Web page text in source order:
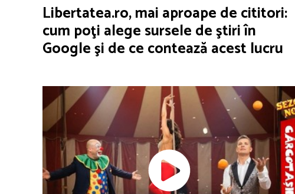
Libertatea.ro, mai aproape de cititori:
cum poţi alege sursele de ştiri în
Google şi de ce contează acest lucru